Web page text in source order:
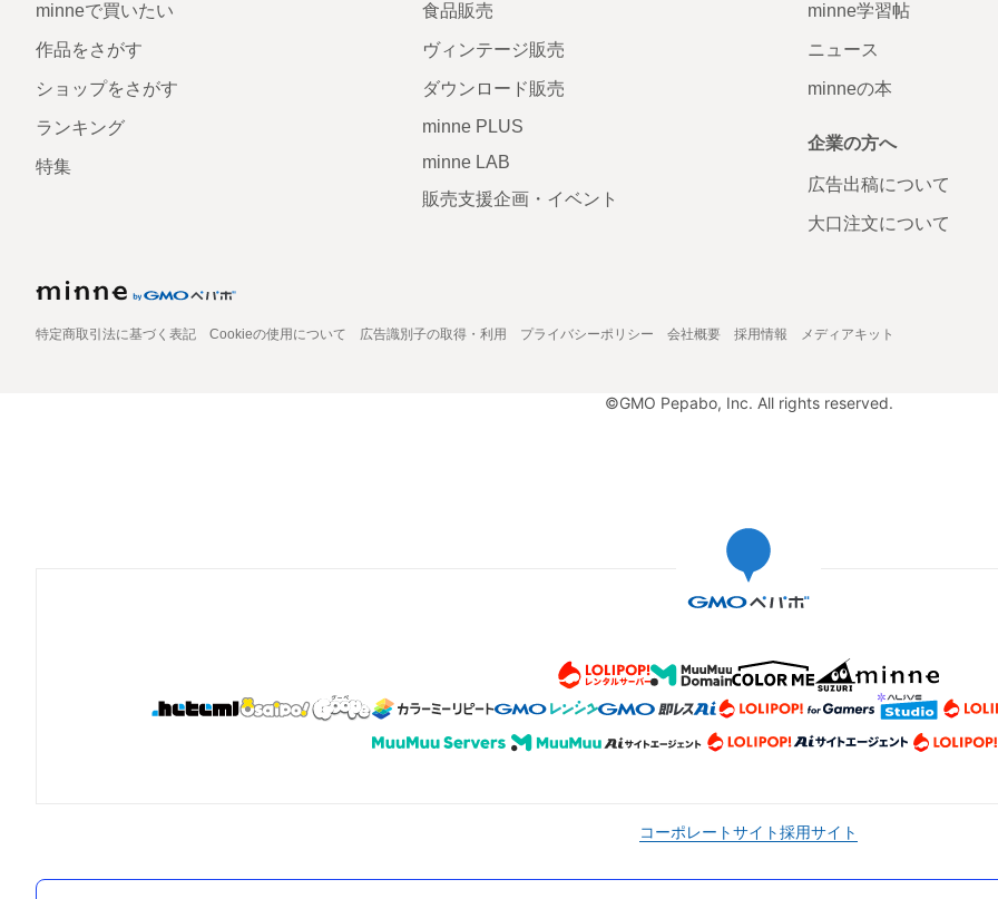
minneで買いたい
作品をさがす
ショップをさがす
ランキング
特集
食品販売
ヴィンテージ販売
ダウンロード販売
minne PLUS
minne LAB
販売支援企画・イベント
minne学習帖
ニュース
minneの本
企業の方へ
広告出稿について
大口注文について
特定商取引法に基づく表記 Cookieの使用について 広告識別子の取得・利用 プライバシーポリシー 会社概要 採用情報 メディアキット
©GMO Pepabo, Inc. All rights reserved.
コーポレートサイト採用サイト